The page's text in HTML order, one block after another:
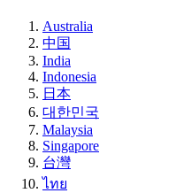
Australia
中国
India
Indonesia
日本
대한민국
Malaysia
Singapore
台灣
ไทย